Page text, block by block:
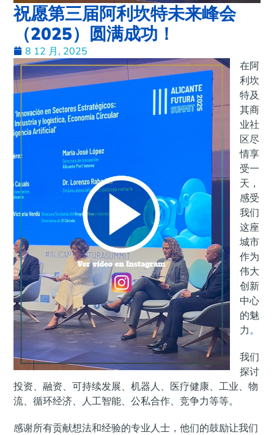
祝愿第三届阿利坎特未来峰会
（2025）圆满成功！
8 12 月, 2025
在阿
利坎
特及
其商
业社
区尽
情享
受一
天，
感受
我们
这座
城市
作为
伟大
创新
中心
的魅
力 。
我们
探讨
投资、融资、可持续发展、机器人、医疗健康、工业、物
流、循环经济、人工智能、公私合作、竞争力等等。
感谢所有贡献想法和经验的专业人士，他们的鼓励让我们